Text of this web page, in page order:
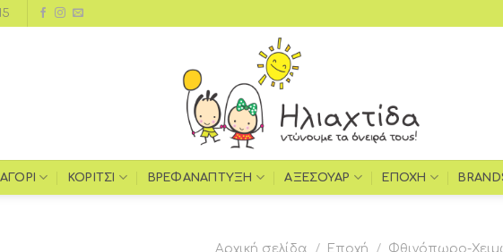
ΑΓΌΡΙ ΚΟΡΊΤΣΙ ΒΡΕΦΑΝΆΠΤΥΞΗ ΑΞΕΣΟΥΆΡ ΕΠΟΧΉ
Αρχική σελίδα / Εποχή / Φθινόπωρο-